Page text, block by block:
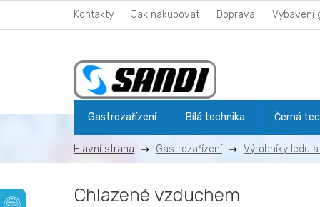
obsah
Kontakty Jak nakupovat Doprava Vybavení
Gastrozařízení Bílá technika Černá
Gastrozařízení Výrobníky ledu
Chlazené vzduchem